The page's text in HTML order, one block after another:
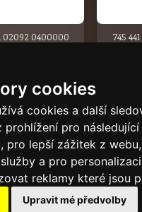
cookies
cookies a další
prohlížení pro následující
, pro lepší zážitek z webu,
a pro
reklamy které jsou
Upravit mé předvolby
02092 0400000
745